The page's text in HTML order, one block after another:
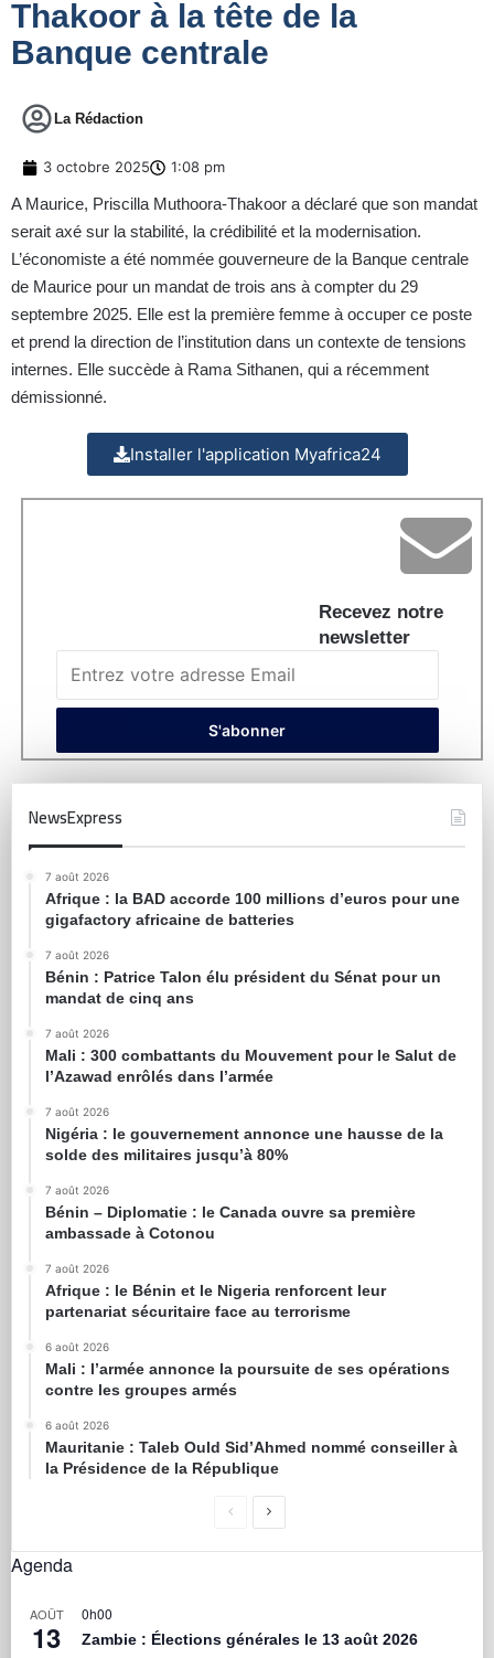
Thakoor à la tête de la
Banque centrale
La Rédaction
3 octobre 2025 1:08 pm
A Maurice, Priscilla Muthoora-Thakoor a déclaré que son mandat
serait axé sur la stabilité, la crédibilité et la modernisation.
L’économiste a été nommée gouverneure de la Banque centrale
de Maurice pour un mandat de trois ans à compter du 29
septembre 2025. Elle est la première femme à occuper ce poste
et prend la direction de l’institution dans un contexte de tensions
internes. Elle succède à Rama Sithanen, qui a récemment
démissionné.
Installer l'application Myafrica24
Recevez notre
newsletter
NewsExpress
7 août 2026
Afrique : la BAD accorde 100 millions d’euros pour une
gigafactory africaine de batteries
7 août 2026
Bénin : Patrice Talon élu président du Sénat pour un
mandat de cinq ans
7 août 2026
Mali : 300 combattants du Mouvement pour le Salut de
l’Azawad enrôlés dans l’armée
7 août 2026
Nigéria : le gouvernement annonce une hausse de la
solde des militaires jusqu’à 80%
7 août 2026
Bénin – Diplomatie : le Canada ouvre sa première
ambassade à Cotonou
7 août 2026
Afrique : le Bénin et le Nigeria renforcent leur
partenariat sécuritaire face au terrorisme
6 août 2026
Mali : l’armée annonce la poursuite de ses opérations
contre les groupes armés
6 août 2026
Mauritanie : Taleb Ould Sid’Ahmed nommé conseiller à
la Présidence de la République
Agenda
AOÛT
13
0h00
Zambie : Élections générales le 13 août 2026